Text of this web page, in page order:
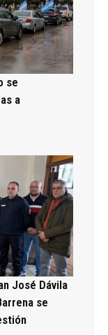
se
a
José Dávila
se